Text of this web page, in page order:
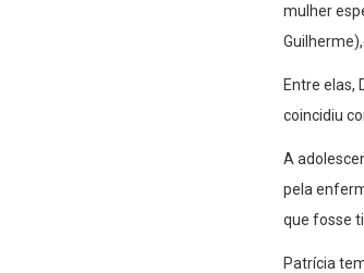
mulher
Entre elas,
coincidiu
A
pela
que fosse
Patrícia